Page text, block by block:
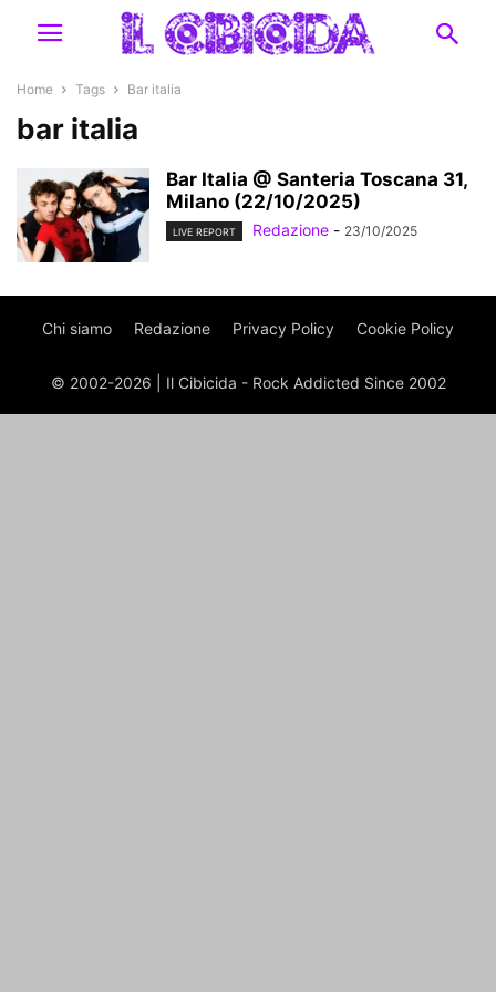
Home Tags Bar italia
bar italia
Bar Italia @ Santeria Toscana 31,
Milano (22/10/2025)
LIVE REPORT Redazione - 23/10/2025
Chi siamo Redazione Privacy Policy Cookie Policy
© 2002-2026 | Il Cibicida - Rock Addicted Since 2002